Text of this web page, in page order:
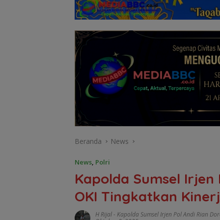
Beranda News
News, Polri
Kapolda Sumsel Irjen
OKI Tingkatkan
H Rijal- Kapolda Sumsel Irjen Pol Andi Rian